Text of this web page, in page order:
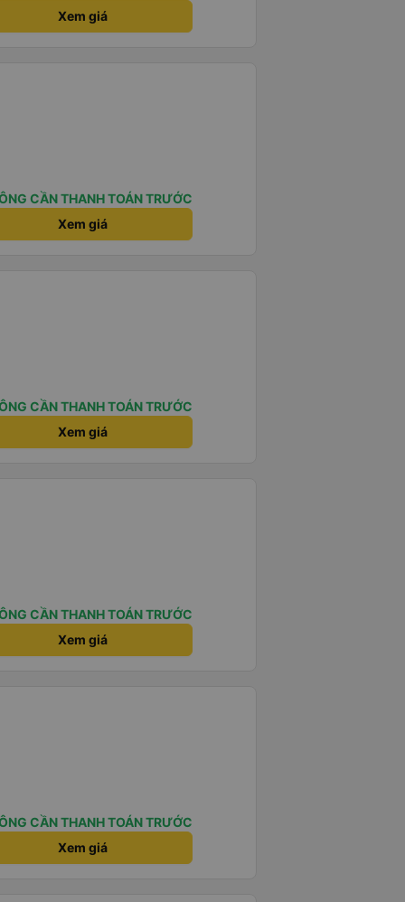
Xem giá
CẦN THANH TOÁN TRƯỚC
Xem giá
CẦN THANH TOÁN TRƯỚC
Xem giá
CẦN THANH TOÁN TRƯỚC
Xem giá
CẦN THANH TOÁN TRƯỚC
Xem giá